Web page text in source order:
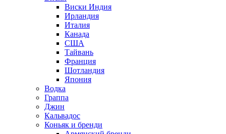
Виски Индия
Ирландия
Италия
Канада
США
Тайвань
Франция
Шотландия
Япония
Водка
Граппа
Джин
Кальвадос
Коньяк и бренди